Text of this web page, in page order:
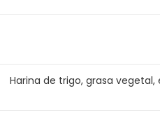
Harina de trigo, grasa